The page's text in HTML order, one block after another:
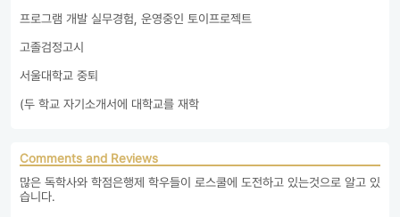
프로그램 개발 실무경험, 운영중인 토이프로젝트
고졸검정고시
서울대학교 중퇴
(두 학교 자기소개서에 대학교를 재학
Comments and Reviews
많은 독학사와 학점은행제 학우들이 로스쿨에 도전하고 있는것으로 알고 있
습니다.